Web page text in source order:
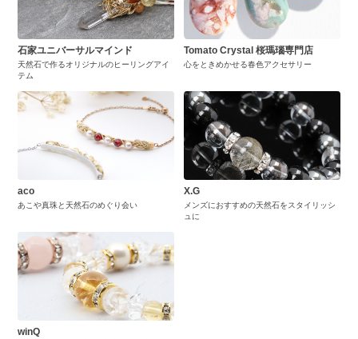
石家ユニバーサルマインド
天然石で作るオリジナルのヒーリングアイ
テム
Tomato Crystal 桜瑪瑙専門店
心をときめかせる春色アクセサリー
aco
あこや真珠と天然石のめぐり会い
X.G
メンズにおすすめの天然石をスタイリッシ
ュに
winQ